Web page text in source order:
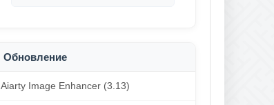
Обновление
Aiarty Image Enhancer (3.13)